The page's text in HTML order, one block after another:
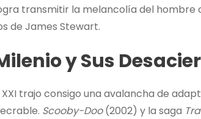
transmitir la melancolía del hombre
de James Stewart.
y Sus
XXI trajo consigo una avalancha de
Scooby-Doo(2002) y la saga